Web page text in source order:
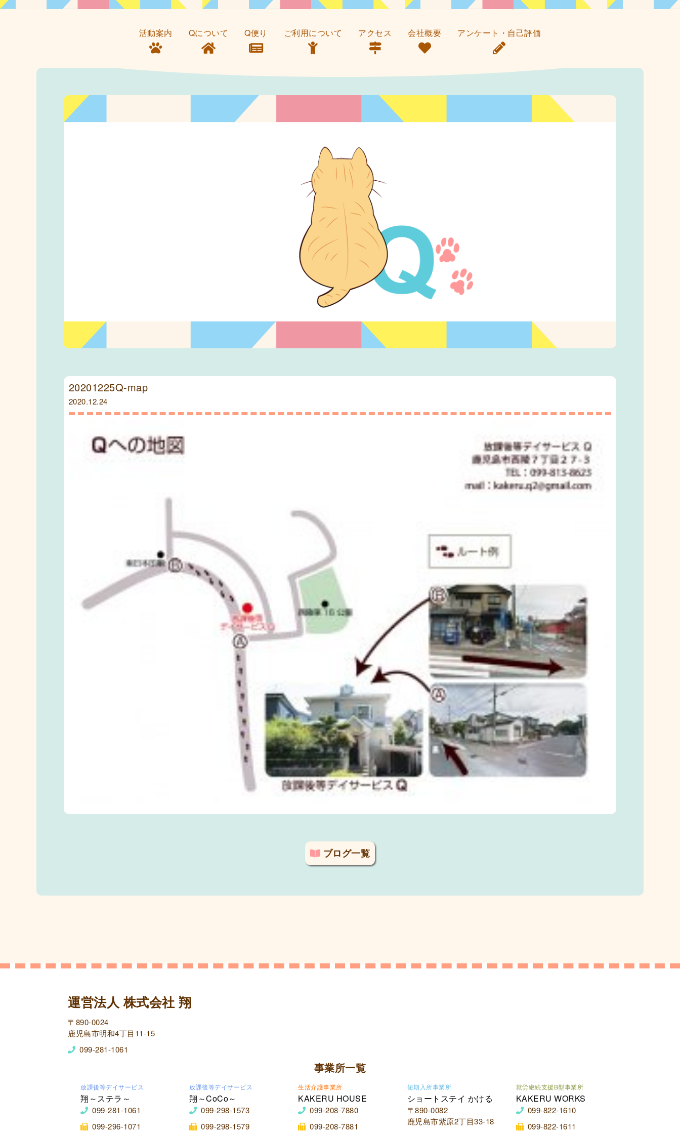
活動案内 Qについて Q便り ご利用について アクセス 会社概要 アンケート・自己評価
20201225Q-map
2020.12.24
ブログ一覧
運営法人 株式会社 翔
〒890-0024
鹿児島市明和4丁目11-15
099-281-1061
事業所一覧
放課後等デイサービス
翔～ステラ～
099-281-1061
099-296-1071
放課後等デイサービス
翔～CoCo～
099-298-1573
099-298-1579
生活介護事業所
KAKERU HOUSE
099-208-7880
099-208-7881
短期入所事業所
ショートステイ かける
〒890-0082
鹿児島市紫原2丁目33-18
就労継続支援B型事業所
KAKERU WORKS
099-822-1610
099-822-1611